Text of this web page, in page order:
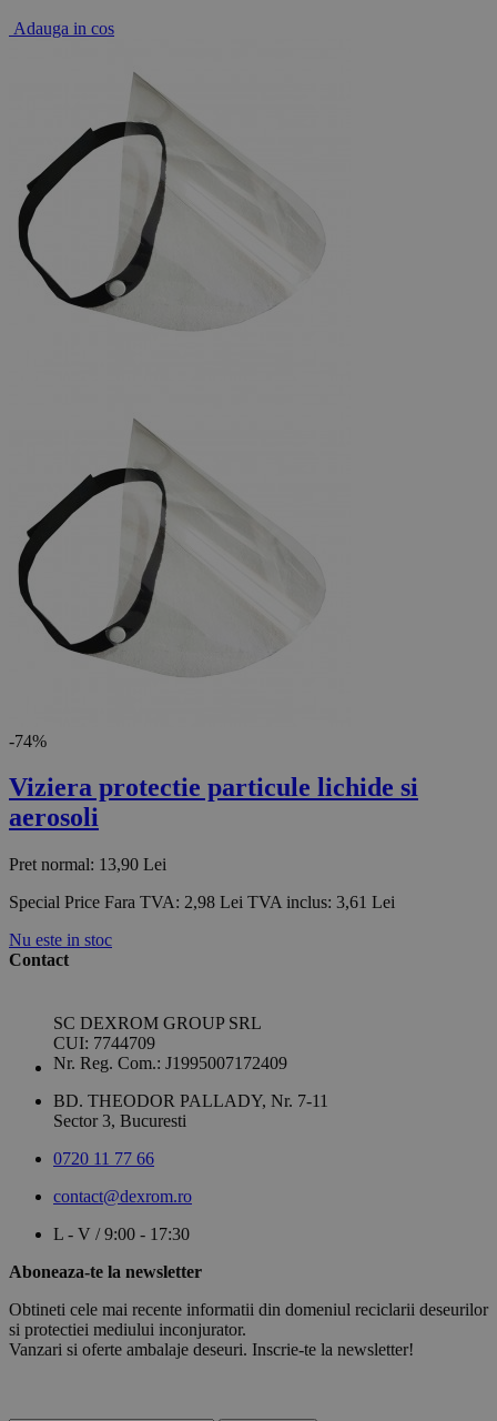
Adauga in cos
-74%
Viziera protectie particule lichide si
aerosoli
Pret normal: 13,90 Lei
Special Price Fara TVA: 2,98 Lei TVA inclus: 3,61 Lei
Nu este in stoc
Contact
SC DEXROM GROUP SRL
CUI: 7744709
Nr. Reg. Com.: J1995007172409
BD. THEODOR PALLADY, Nr. 7-11
Sector 3, Bucuresti
0720 11 77 66
contact@dexrom.ro
L - V / 9:00 - 17:30
Aboneaza-te la newsletter
Obtineti cele mai recente informatii din domeniul reciclarii deseurilor
si protectiei mediului inconjurator.
Vanzari si oferte ambalaje deseuri. Inscrie-te la newsletter!